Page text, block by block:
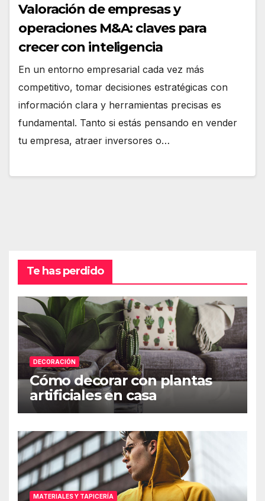
Valoración de empresas y
operaciones M&A: claves para
crecer con inteligencia
En un entorno empresarial cada vez más
competitivo, tomar decisiones estratégicas con
información clara y herramientas precisas es
fundamental. Tanto si estás pensando en vender
tu empresa, atraer inversores o…
Te has perdido
DECORACIÓN
Cómo decorar con plantas
artificiales en casa
MATERIALES Y TAPICERÍA